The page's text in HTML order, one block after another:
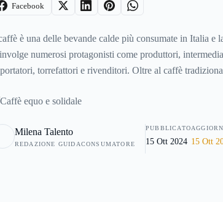
Facebook
è una delle bevande calde più consumate in Italia e
numerosi protagonisti come produttori,
torrefattori e rivenditori. Oltre al caffè
Milena Talento
REDAZIONE GUIDACONSUMATORE
PUBBLICATO
15 Ott 2024 15 Ott